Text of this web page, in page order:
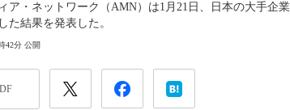
ア・ネットワーク（AMN）は1月21日、日本の大手企
た結果を発表した。
42分 公開